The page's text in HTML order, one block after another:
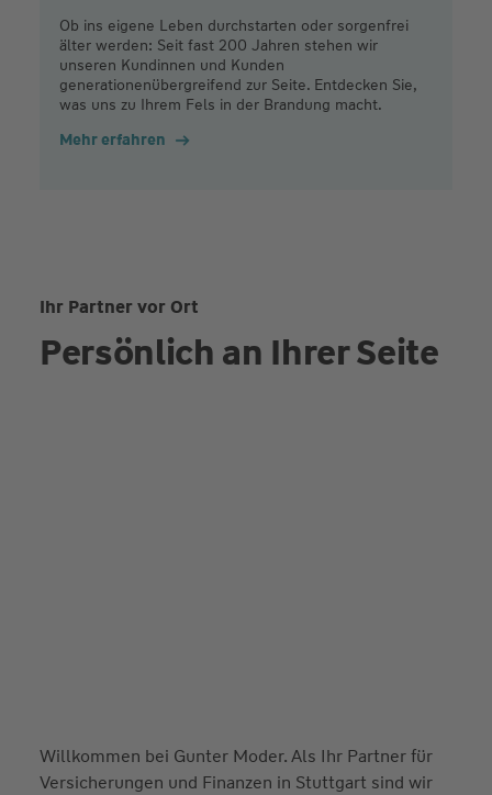
Ob ins eigene Leben durchstarten oder sorgenfrei
älter werden: Seit fast 200 Jahren stehen wir
unseren Kundinnen und Kunden
generationenübergreifend zur Seite. Entdecken Sie,
was uns zu Ihrem Fels in der Brandung macht.
Mehr erfahren
Ihr Partner vor Ort
Persönlich an Ihrer Seite
Willkommen bei Gunter Moder. Als Ihr Partner für
Versicherungen und Finanzen in Stuttgart sind wir